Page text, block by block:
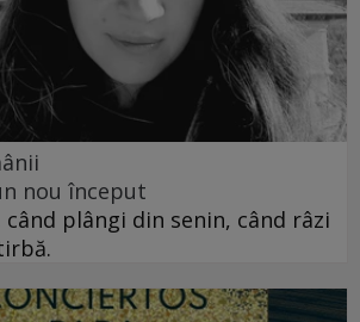
nou început
plângi din senin, când râzi